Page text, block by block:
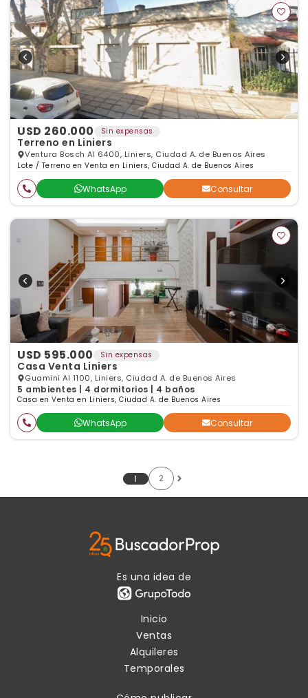
USD 260.000 Sin expensas
Terreno en Liniers
Ventura Bosch Al 6400, Liniers, Ciudad A. de Buenos Aires
Lote / Terreno en Venta en Liniers, Ciudad A. de Buenos Aires
WhatsApp Consultar
USD 595.000 Sin expensas
Casa Venta Liniers
Guamini Al 1100, Liniers, Ciudad A. de Buenos Aires
5 ambientes | 4 dormitorios | 4 baños
Casa en Venta en Liniers, Ciudad A. de Buenos Aires
WhatsApp Consultar
1 2
Es una idea de
Inicio
Ventas
Alquileres
Temporales